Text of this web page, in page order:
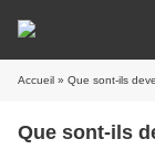
Accueil » Que sont-ils
Que sont-ils